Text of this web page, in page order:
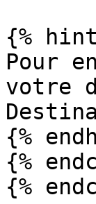
{%
Pour
votre
{%
{%
{%